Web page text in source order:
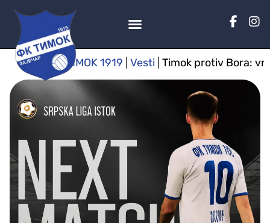
TIMOK 1919 Vesti Timok protiv Bora: